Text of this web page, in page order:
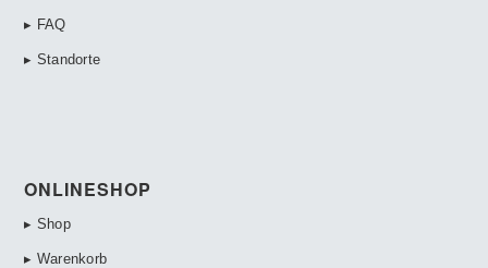
▸ FAQ
▸ Standorte
ONLINESHOP
▸ Shop
▸ Warenkorb